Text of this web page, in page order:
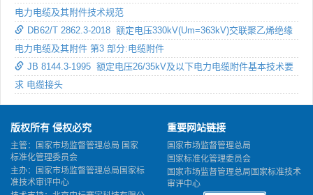
电力电缆及其附件技术规范
DB62/T 2862.3-2018 额定电压330kV(Um=363kV)交联聚乙烯绝缘
电力电缆及其附件 第3 部分:电缆附件
JB 8144.3-1995 额定电压26/35kV及以下电力电缆附件基本技术要
求 电缆接头
版权所有 侵权必究
主管：国家市场监督管理总局 国家
标准化管理委员会
主办：国家市场监督管理总局国家标
准技术审评中心
重要网站链接
国家市场监督管理总局
国家标准化管理委员会
国家市场监督管理总局国家标准技术
审评中心